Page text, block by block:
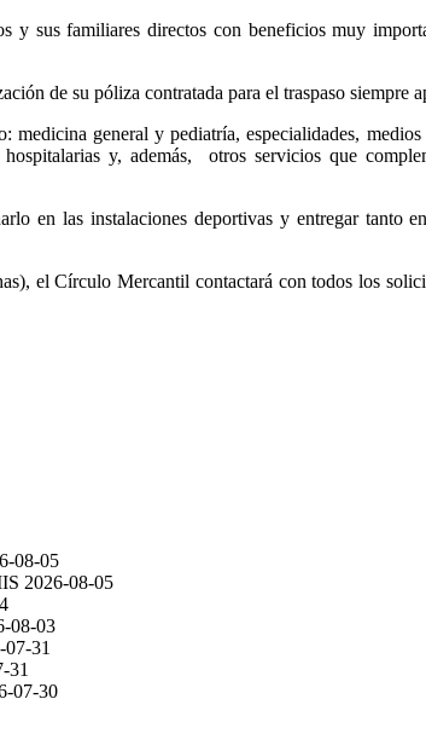
sus familiares directos con beneficios muy
de su póliza contratada para el traspaso siempre
medicina general y pediatría, especialidades,
y, además, otros servicios que
en las instalaciones deportivas y entregar tanto
el Círculo Mercantil contactará con todos los
08-05
2026-08-05
08-03
07-31
31
07-30